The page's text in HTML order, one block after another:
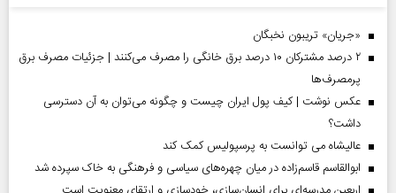
«جریان» تریبون نخبگان
۲ درصد مشترکان ۱۰ درصد برق خانگی را مصرف می‌کنند | جزئیات مصرف برق
پرمصرف‌ها
عکس نوشت | کیف پول ایران چیست و چگونه می‌توان به آن دسترسی
داشت؟
عالیشاه می توانست به پرسپولیس کمک کند
ابوالقاسم قاسم‌زاده در میان چهره‌های سیاسی و فرهنگی به خاک سپرده شد